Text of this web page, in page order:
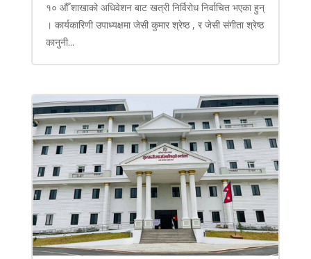
१० औँ शाखाको अधिवेशन बाट खत्री निर्विरोध निर्वाचित भएका हुन्
। कार्यकारिणी उपाध्यक्षमा जेसी कुमार श्रेष्ठ , र जेसी संगीता श्रेष्ठ
कानुनी...